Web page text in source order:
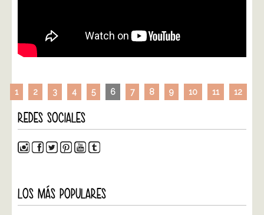
1 2 3 4 5 6 7 8 9 10 11 12
REDES SOCIALES
LOS MÁS POPULARES